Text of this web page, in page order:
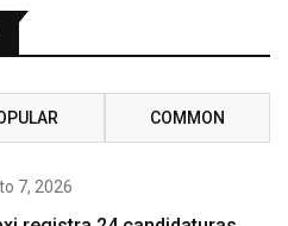
COMMON
7, 2026